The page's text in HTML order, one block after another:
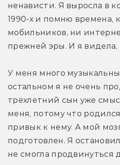
ненависти. Я выросла в
1990-х и помню времена,
мобильников, ни
прежней эры. И я видела,
У меня много
остальном я не очень
трёхлетний сын уже
меня, потому что
привык к нему. А мой
подготовлен. Я
не смогла продвинуться